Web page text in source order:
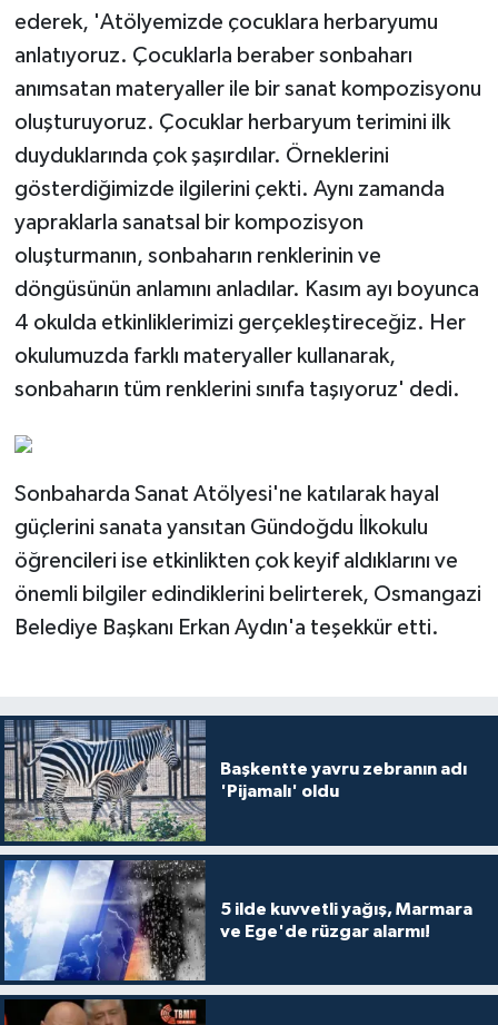
ederek, 'Atölyemizde çocuklara herbaryumu
anlatıyoruz. Çocuklarla beraber sonbaharı
anımsatan materyaller ile bir sanat kompozisyonu
oluşturuyoruz. Çocuklar herbaryum terimini ilk
duyduklarında çok şaşırdılar. Örneklerini
gösterdiğimizde ilgilerini çekti. Aynı zamanda
yapraklarla sanatsal bir kompozisyon
oluşturmanın, sonbaharın renklerinin ve
döngüsünün anlamını anladılar. Kasım ayı boyunca
4 okulda etkinliklerimizi gerçekleştireceğiz. Her
okulumuzda farklı materyaller kullanarak,
sonbaharın tüm renklerini sınıfa taşıyoruz' dedi.
Sonbaharda Sanat Atölyesi'ne katılarak hayal
güçlerini sanata yansıtan Gündoğdu İlkokulu
öğrencileri ise etkinlikten çok keyif aldıklarını ve
önemli bilgiler edindiklerini belirterek, Osmangazi
Belediye Başkanı Erkan Aydın'a teşekkür etti.
Başkentte yavru zebranın adı
'Pijamalı' oldu
5 ilde kuvvetli yağış, Marmara
ve Ege'de rüzgar alarmı!